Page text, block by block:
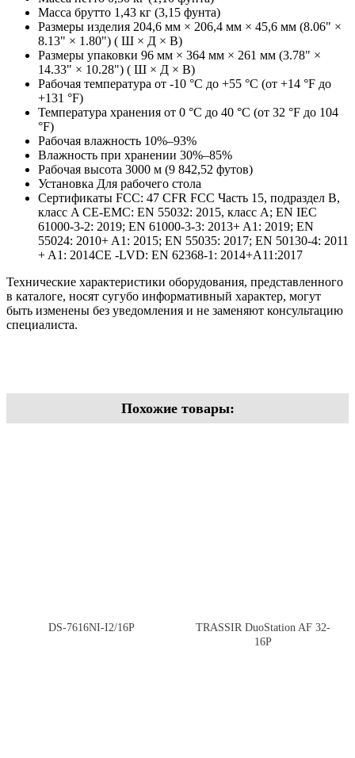
Масса брутто 1,43 кг (3,15 фунта)
Размеры изделия 204,6 мм × 206,4 мм × 45,6 мм (8.06" ×
8.13" × 1.80") ( Ш × Д × В)
Размеры упаковки 96 мм × 364 мм × 261 мм (3.78" ×
14.33" × 10.28") ( Ш × Д × В)
Рабочая температура от -10 °C до +55 °C (от +14 °F до
+131 °F)
Температура хранения от 0 °C до 40 °C (от 32 °F до 104
°F)
Рабочая влажность 10%–93%
Влажность при хранении 30%–85%
Рабочая высота 3000 м (9 842,52 футов)
Установка Для рабочего стола
Сертификаты FCC: 47 CFR FCC Часть 15, подраздел B,
класс A CE-EMC: EN 55032: 2015, класс A; EN IEC
61000-3-2: 2019; EN 61000-3-3: 2013+ A1: 2019; EN
55024: 2010+ A1: 2015; EN 55035: 2017; EN 50130-4: 2011
+ A1: 2014CE -LVD: EN 62368-1: 2014+A11:2017
Технические характеристики оборудования, представленного
в каталоге, носят сугубо информативный характер, могут
быть изменены без уведомления и не заменяют консультацию
специалиста.
Похожие товары:
DS-7616NI-I2/16P
TRASSIR DuoStation AF 32-
16P